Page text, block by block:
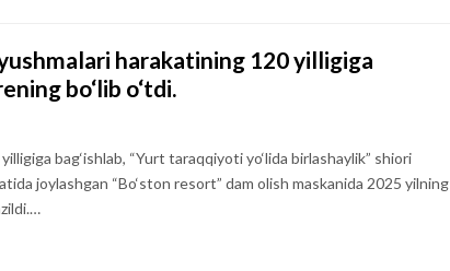
harakatining 120 yilligiga
bo‘lib o‘tdi.
bag‘ishlab, “Yurt taraqqiyoti yo‘lida birlashaylik” shiori
joylashgan “Bo‘ston resort” dam olish maskanida 2025 yilning